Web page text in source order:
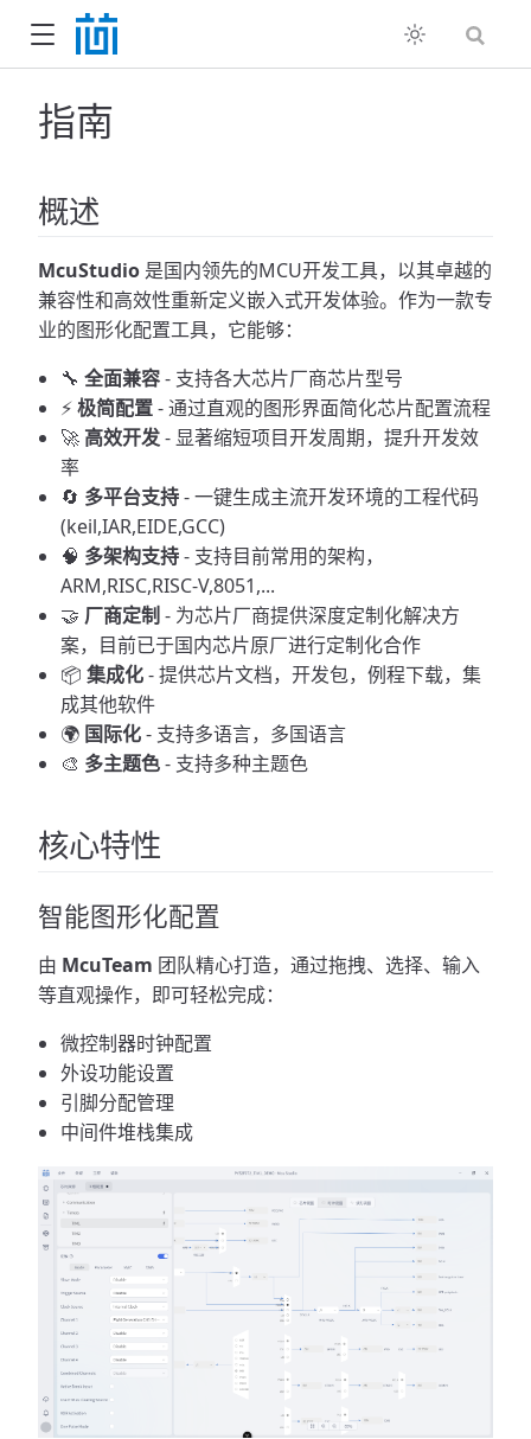
指南
概述
McuStudio 是国内领先的MCU开发工具，以其卓越的
兼容性和高效性重新定义嵌入式开发体验。作为一款专
业的图形化配置工具，它能够：
🔧全面兼容- 支持各大芯片厂商芯片型号
⚡极简配置- 通过直观的图形界面简化芯片配置流程
🚀 高效开发- 显著缩短项目开发周期，提升开发效
率
🔄 多平台支持- 一键生成主流开发环境的工程代码
(keil,IAR,EIDE,GCC)
🧠 多架构支持- 支持目前常用的架构，
ARM,RISC,RISC-V,8051,...
🤝 厂商定制 - 为芯片厂商提供深度定制化解决方
案，目前已于国内芯片原厂进行定制化合作
📦集成化- 提供芯片文档，开发包，例程下载，集
成其他软件
🌍 国际化- 支持多语言，多国语言
🎨 多主题色- 支持多种主题色
核心特性
智能图形化配置
由 McuTeam 团队精心打造，通过拖拽、选择、输入
等直观操作，即可轻松完成：
微控制器时钟配置
外设功能设置
引脚分配管理
中间件堆栈集成